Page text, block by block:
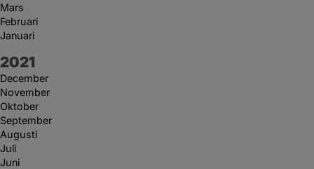
Mars
Februari
Januari
År:
2021
December
November
Oktober
September
Augusti
Juli
Juni